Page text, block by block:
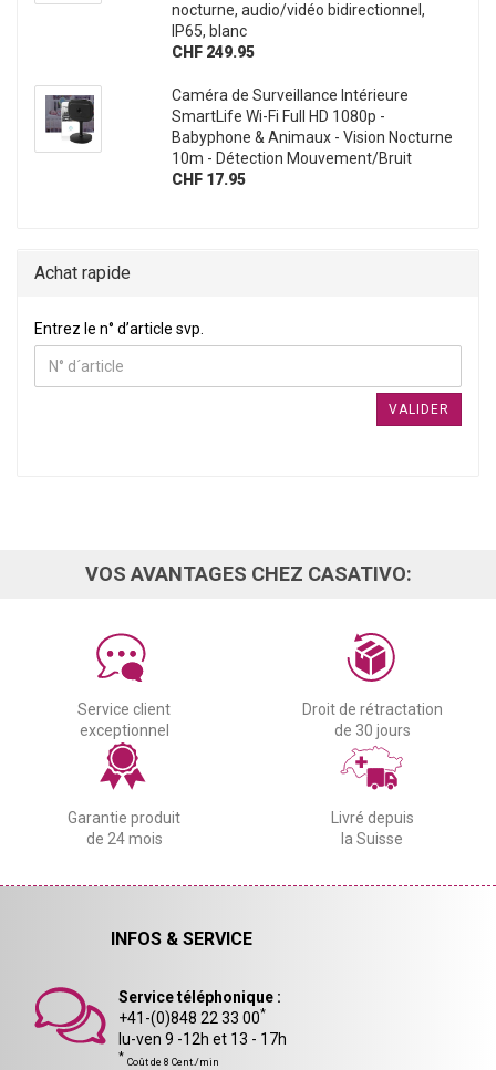
nocturne, audio/vidéo bidirectionnel,
IP65, blanc
CHF 249.95
Caméra de Surveillance Intérieure
SmartLife Wi-Fi Full HD 1080p -
Babyphone & Animaux - Vision Nocturne
10m - Détection Mouvement/Bruit
CHF 17.95
Achat rapide
ENTREZ LE N° D’ARTICLE SVP.
Entrez le n° d’article svp.
VALIDER
VOS AVANTAGES CHEZ CASATIVO:
Service client
exceptionnel
Droit de rétractation
de 30 jours
Garantie produit
de 24 mois
Livré depuis
la Suisse
INFOS & SERVICE
Service téléphonique :
+41-(0)848 22 33 00*
lu-ven 9 -12h et 13 - 17h
* Coût de 8 Cent./min